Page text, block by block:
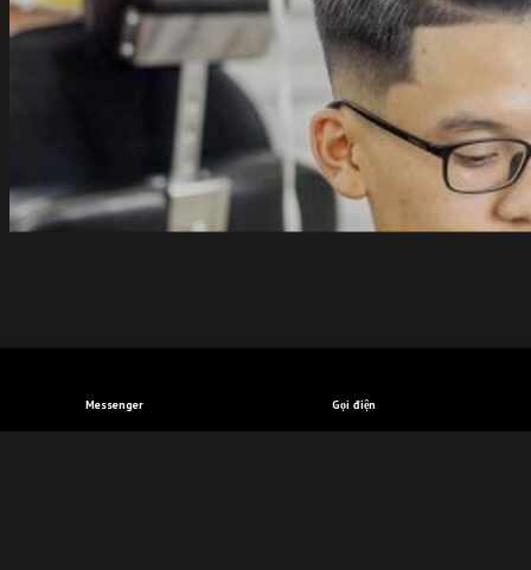
TÓC NAM NGẮN 2 BÊN
Gọi điện
Messenger